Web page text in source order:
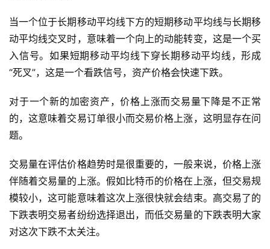
当一个位于长期移动平均线下方的短期移动平均线与长期移
动平均线交叉时，意味着一个向上的动能转变，这是一个买
入信号。如果短期移动平均线下穿长期移动平均线，形成
“死叉”，这是一个看跌信号，资产价格会快速下跌。
对于一个新的加密资产，价格上涨而交易量下降是不正常
的，这意味着交易订单很小而交易价格上涨，这明显存在问
题。
交易量在评估价格趋势时是很重要的，一般来说，价格上涨
伴随着交易量的上涨。假如比特币的价格在上涨，但交易规
模较小，这可能意味着这次上涨很快就会结束。高交易了的
下跌表明交易者纷纷选择退出，而低交易量的下跌表明大家
对这次下跌不太关注。